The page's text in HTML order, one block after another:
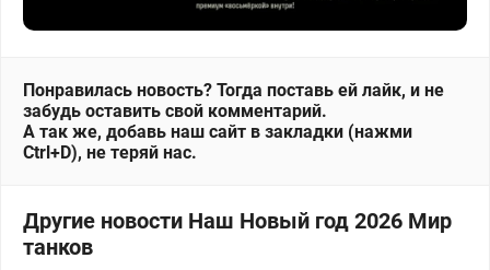
Понравилась новость? Тогда поставь ей лайк, и не
забудь оставить свой комментарий.
А так же, добавь наш сайт в закладки (нажми
Ctrl+D), не теряй нас.
Другие новости Наш Новый год 2026 Мир
танков